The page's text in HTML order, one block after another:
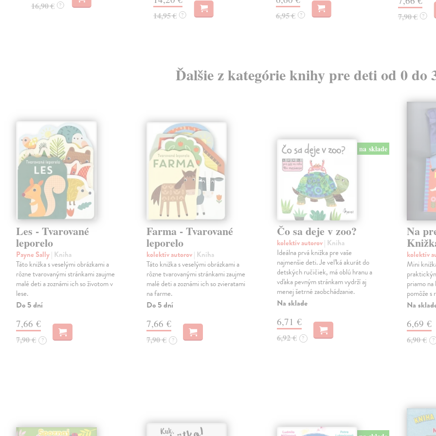
16,90 € ?
14,95 € ? 6,95 € ? 7,90 € ?
Ďalšie z kategórie knihy pre deti od 0 do
Les - Tvarované
leporelo
Payne Sally| Kniha
Táto knižka s veselými obrázkami a
rôzne tvarovanými stránkami zaujme
malé deti a zoznámi ich so životom v
lese.
Do 5 dní
7,66 €
7,90 € ?
Farma - Tvarované
leporelo
kolektív autorov| Kniha
Táto knižka s veselými obrázkami a
rôzne tvarovanými stránkami zaujme
malé deti a zoznámi ich so zvieratami
na farme.
Do 5 dní
7,66 €
7,90 € ?
na sklade
Čo sa deje v zoo?
kolektív autorov| Kniha
Ideálna prvá knižka pre vaše
najmenšie deti. Je veľká akurát do
detských ručičiek, má oblú hranu a
vďaka pevným stránkam vydrží aj
menej šetrné zaobchádzanie.
Na sklade
6,71 €
6,92 € ?
Na
kolektív
Mini
priamo na
pomôže s
Na
6,69 €
6,90 € ?